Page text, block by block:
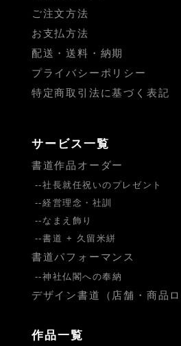
ご注文方法
お支払方法
配送・送料・納期
プライバシーポリシー
特定商取引法に基づく表記
サービス一覧
書道作品オーダー
社長就任祝いのプレゼント
経営理念・社訓
なまえ飾り
書道 + 久留米絣
書道パフォーマンス
神社仏閣への奉納
デザイン書道（店舗・商品ロ
作品一覧